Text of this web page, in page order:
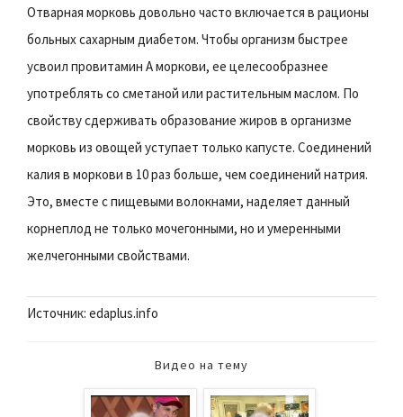
Отварная морковь довольно часто включается в рационы
больных сахарным диабетом. Чтобы организм быстрее
усвоил провитамин А моркови, ее целесообразнее
употреблять со сметаной или растительным маслом. По
свойству сдерживать образование жиров в организме
морковь из овощей уступает только капусте. Соединений
калия в моркови в 10 раз больше, чем соединений натрия.
Это, вместе с пищевыми волокнами, наделяет данный
корнеплод не только мочегонными, но и умеренными
желчегонными свойствами.
Источник: edaplus.info
Видео на тему